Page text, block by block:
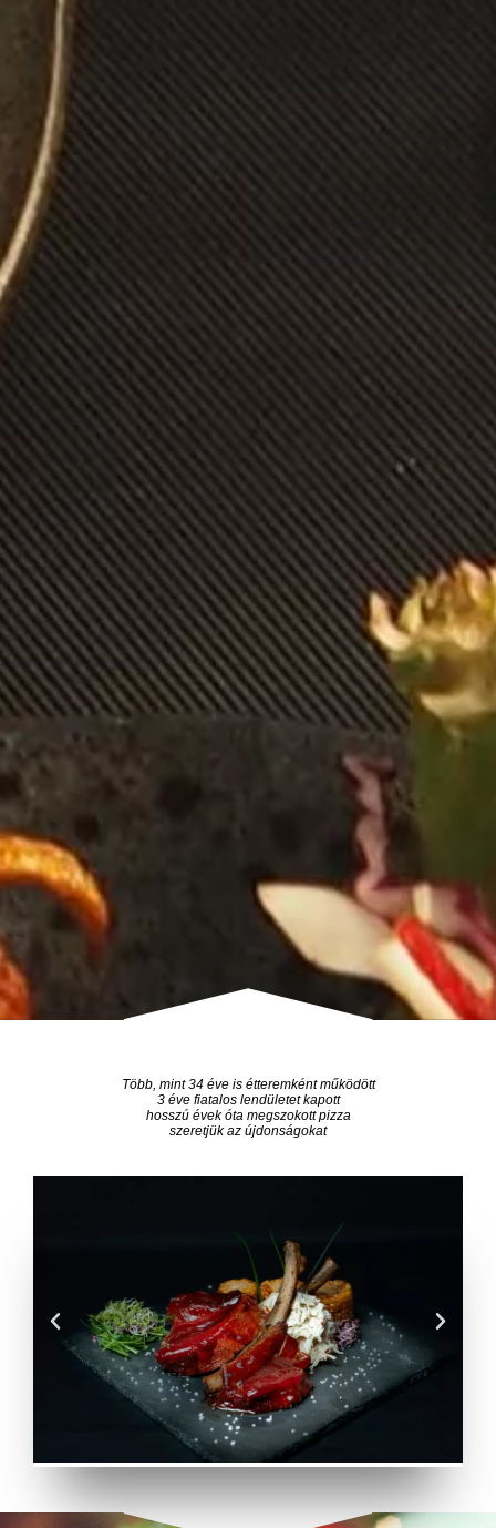
Több, mint 34 éve is étteremként működött
3 éve fiatalos lendületet kapott
hosszú évek óta megszokott pizza
szeretjük az újdonságokat